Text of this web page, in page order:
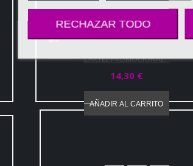
RECHAZAR TODO
CARTEL PROMOCIONAL...
14,30 €
AÑADIR AL CARRITO